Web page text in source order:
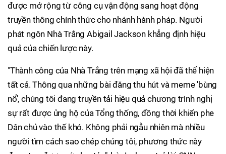
được mở rộng từ công cụ vận động sang hoạt động
truyền thông chính thức cho nhánh hành pháp. Người
phát ngôn Nhà Trắng Abigail Jackson khẳng định hiệu
quả của chiến lược này.
"Thành công của Nhà Trắng trên mạng xã hội đã thể hiện
tất cả. Thông qua những bài đăng thu hút và meme 'bùng
nổ', chúng tôi đang truyền tải hiệu quả chương trình nghị
sự rất được ủng hộ của Tổng thống, đồng thời khiến phe
Dân chủ vào thế khó. Không phải ngẫu nhiên mà nhiều
người tìm cách sao chép chúng tôi, phương thức này